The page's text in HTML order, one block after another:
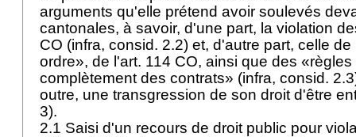
arguments qu'elle prétend avoir soulevés
cantonales, à savoir, d'une part, la violation
CO (infra, consid. 2.2) et, d'autre part, celle
ordre», de l'art. 114 CO, ainsi que des
complètement des contrats» (infra, consid.
outre, une transgression de son droit d'être
3).
2.1 Saisi d'un recours de droit public pour